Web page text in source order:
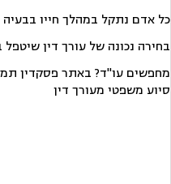
כל אדם נתקל במהלך חייו
בחירה נכונה של עורך דין
מחפשים עו"ד? באתר פסקדין
סיוע משפטי מעורך דין